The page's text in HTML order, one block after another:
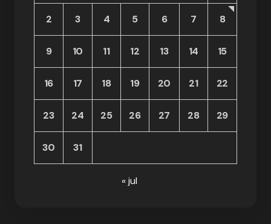
2 3 4 5 6 7 8
9 10 11 12 13 14 15
16 17 18 19 20 21 22
23 24 25 26 27 28 29
30 31
« jul